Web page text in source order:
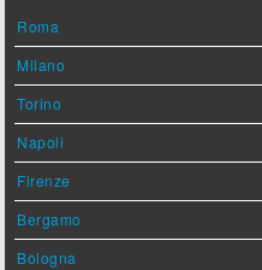
Roma
Milano
Torino
Napoli
Firenze
Bergamo
Bologna